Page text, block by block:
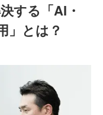
する「AI・
」とは？